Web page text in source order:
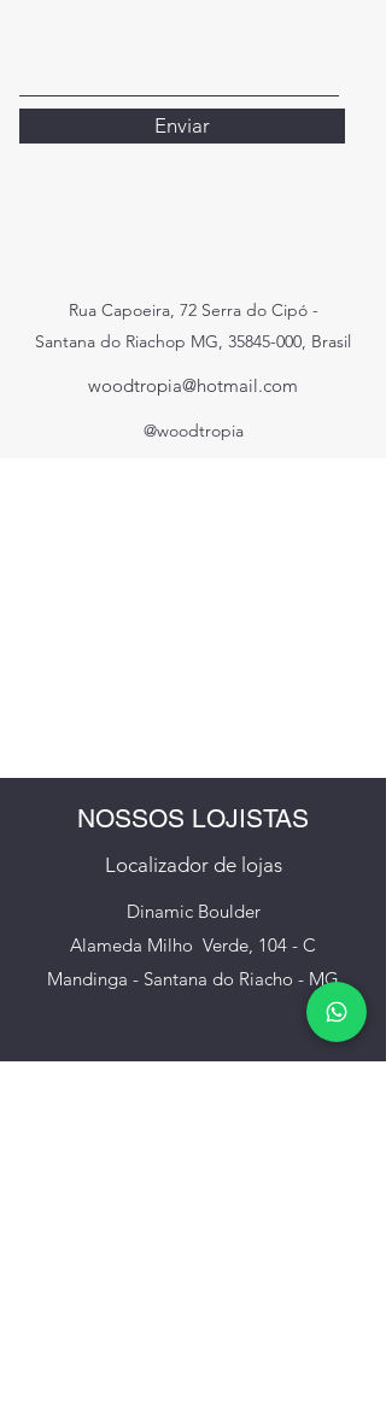
Enviar
Rua Capoeira, 72 Serra do Cipó -
Santana do Riachop MG, 35845-000, Brasil
woodtropia@hotmail.com
@woodtropia
NOSSOS LOJISTAS
Localizador de lojas
Dinamic Boulder
Alameda Milho Verde, 104 - C
Mandinga - Santana do Riacho - MG